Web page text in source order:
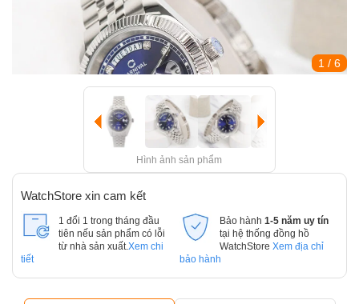
1 / 6
Hình ảnh sản phẩm
WatchStore xin cam kết
1 đổi 1 trong tháng đầu
tiên nếu sản phẩm có lỗi
từ nhà sản xuất. Xem chi
tiết
Bảo hành 1-5 năm uy tín
tại hệ thống đồng hồ
WatchStore Xem địa chỉ
bảo hành